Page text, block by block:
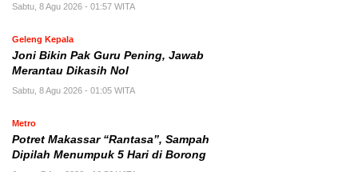
Sabtu, 8 Agu 2026 - 01:57 WITA
Geleng Kepala
Joni Bikin Pak Guru Pening, Jawab
Merantau Dikasih Nol
Sabtu, 8 Agu 2026 - 01:05 WITA
Metro
Potret Makassar “Rantasa”, Sampah
Dipilah Menumpuk 5 Hari di Borong